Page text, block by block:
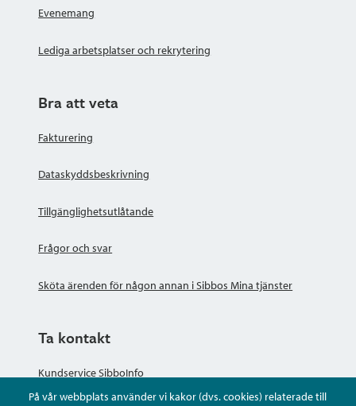
På vår webbplats använder vi kakor (dvs. cookies) relaterade till
Evenemang
Lediga arbetsplatser och rekrytering
Bra att veta
Fakturering
Dataskyddsbeskrivning
Tillgänglighetsutlåtande
Frågor och svar
Sköta ärenden för någon annan i Sibbos Mina tjänster
Ta kontakt
Kundservice SibboInfo